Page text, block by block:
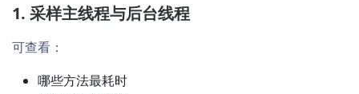
1. 采样主线程与后台线程
可查看：
哪些方法最耗时